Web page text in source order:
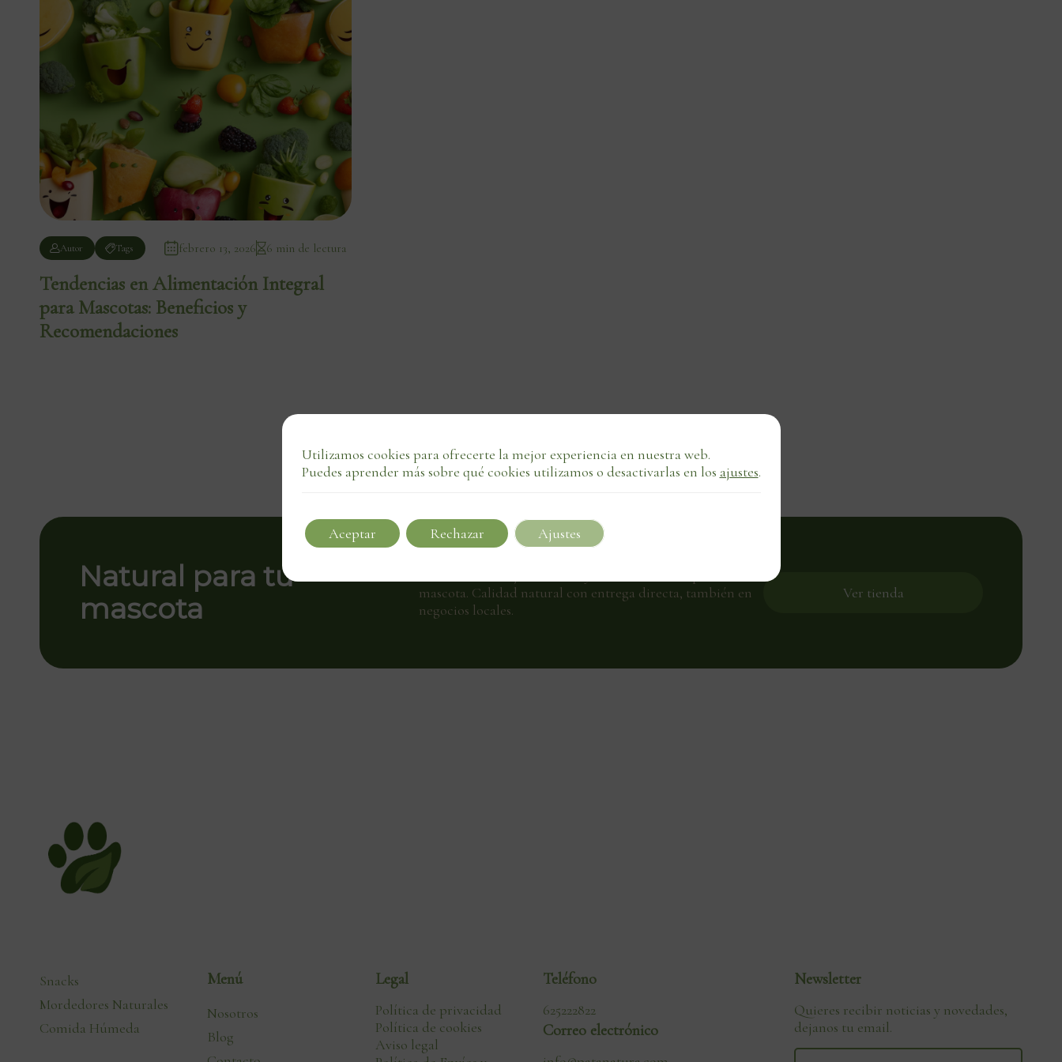
Autor Tags febrero 13, 2026 6 min de lectura
Tendencias en Alimentación Integral
para Mascotas: Beneficios y
Recomendaciones
Natural para tu
mascota
mascota. Calidad natural con entrega directa, también en
negocios locales.
Ver tienda
Snacks
Mordedores Naturales
Comida Húmeda
Menú
Nosotros
Blog
Legal
Política de privacidad
Política de cookies
Aviso legal
Teléfono
625222822
Correo electrónico
Newsletter
Quieres recibir noticias y novedades,
dejanos tu email.
Utilizamos cookies para ofrecerte la mejor experiencia en nuestra web.
Puedes aprender más sobre qué cookies utilizamos o desactivarlas en los ajustes.
Aceptar Rechazar Ajustes